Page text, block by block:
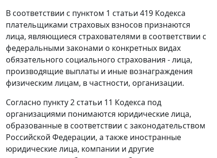
В соответствии с пунктом 1 статьи 419 Кодекса
плательщиками страховых взносов признаются
лица, являющиеся страхователями в соответствии с
федеральными законами о конкретных видах
обязательного социального страхования - лица,
производящие выплаты и иные вознаграждения
физическим лицам, в частности, организации.
Согласно пункту 2 статьи 11 Кодекса под
организациями понимаются юридические лица,
образованные в соответствии с законодательством
Российской Федерации, а также иностранные
юридические лица, компании и другие